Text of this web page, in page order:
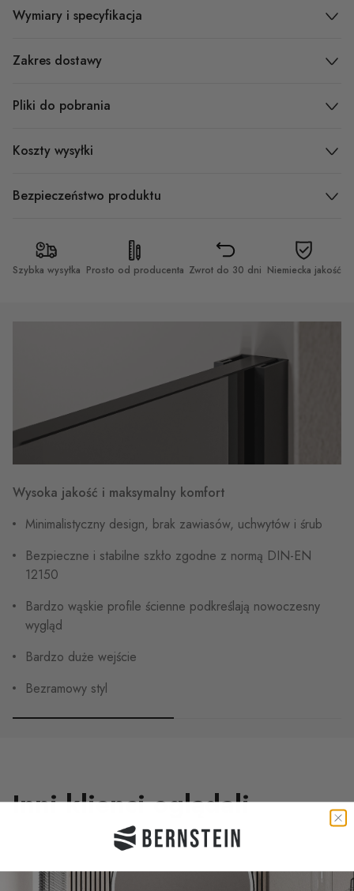
Wymiary i specyfikacja
Zakres dostawy
Pliki do pobrania
Koszty wysyłki
Bezpieczeństwo produktu
Szybka wysyłka Prosto od producenta Zwrot do 30 dni Niemiecka jakość
Wysoka jakość i maksymalny komfort
Minimalistyczny design, brak zawiasów, uchwytów i śrub
Bezpieczne i stabilne szkło zgodne z normą DIN-EN
12150
Bardzo wąskie profile ścienne podkreślają nowoczesny
wygląd
Bardzo duże wejście
Bezramowy styl
Inni klienci oglądali